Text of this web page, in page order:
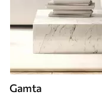
Gamta